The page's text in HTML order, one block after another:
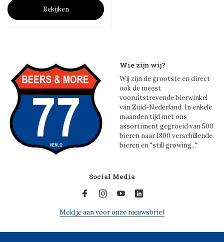
Bekijken
Wie zijn wij?
Wij zijn de grootste en direct
ook de meest
vooruitstrevende bierwinkel
van Zuid-Nederland. In enkele
maanden tijd met ons
assortiment gegroeid van 500
bieren naar 1800 verschillende
bieren en "still growing..."
Social Media
Meld je aan voor onze nieuwsbrief